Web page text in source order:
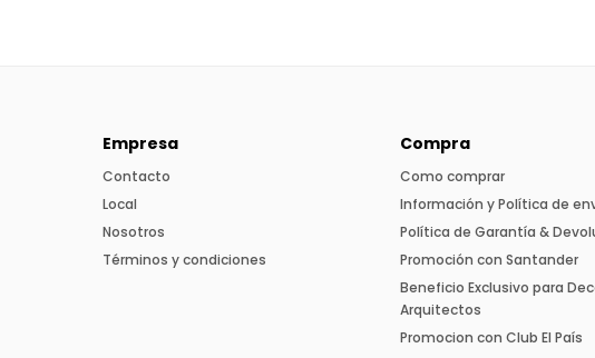
Empresa
Contacto
Local
Nosotros
Términos y condiciones
Compra
Como comprar
Información y Política de
Política de Garantía &
Promoción con Santander
Beneficio Exclusivo para
Arquitectos
Promocion con Club El País